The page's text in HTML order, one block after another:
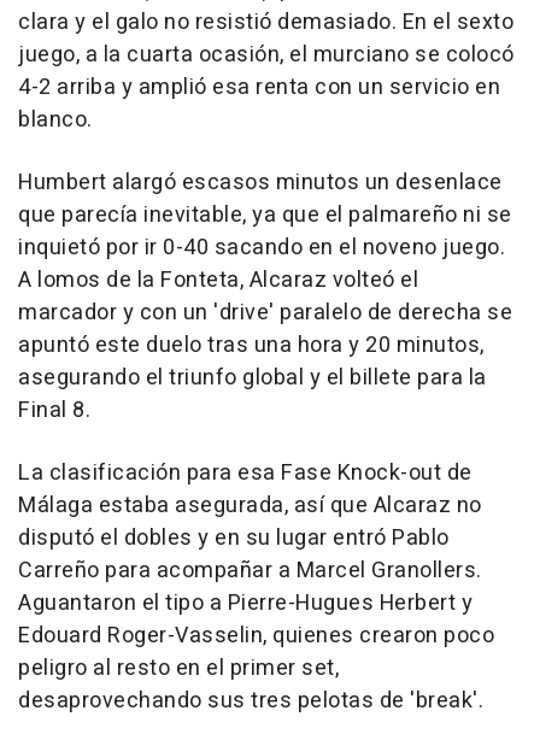
clara y el galo no resistió demasiado. En el sexto
juego, a la cuarta ocasión, el murciano se colocó
4-2 arriba y amplió esa renta con un servicio en
blanco.
Humbert alargó escasos minutos un desenlace
que parecía inevitable, ya que el palmareño ni se
inquietó por ir 0-40 sacando en el noveno juego.
A lomos de la Fonteta, Alcaraz volteó el
marcador y con un 'drive' paralelo de derecha se
apuntó este duelo tras una hora y 20 minutos,
asegurando el triunfo global y el billete para la
Final 8.
La clasificación para esa Fase Knock-out de
Málaga estaba asegurada, así que Alcaraz no
disputó el dobles y en su lugar entró Pablo
Carreño para acompañar a Marcel Granollers.
Aguantaron el tipo a Pierre-Hugues Herbert y
Edouard Roger-Vasselin, quienes crearon poco
peligro al resto en el primer set,
desaprovechando sus tres pelotas de 'break'.